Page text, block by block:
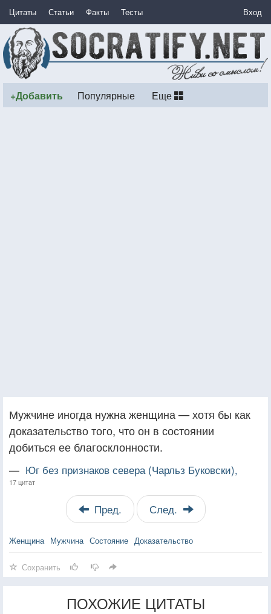
Цитаты Статьи Факты Тесты Вход
+Добавить Популярные Еще
Мужчине иногда нужна женщина — хотя бы как
доказательство того, что он в состоянии
добиться ее благосклонности.
— Юг без признаков севера (Чарльз Буковски),
17 цитат
Пред. След.
Женщина Мужчина Состояние Доказательство
Сохранить
ПОХОЖИЕ ЦИТАТЫ